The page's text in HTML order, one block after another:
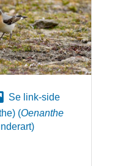
Se link-side
(Oenanthe
)